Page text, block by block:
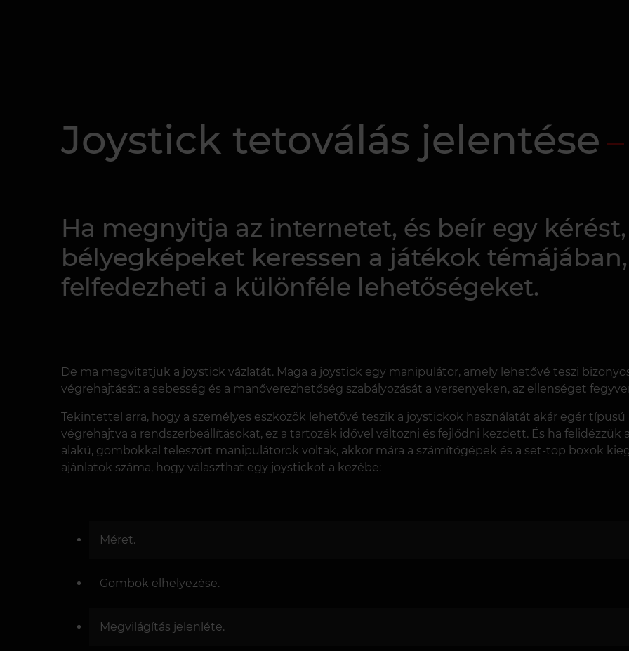
Joystick tetoválás jelentése
Ha megnyitja az internetet, és beír egy
bélyegképeket keressen a játékok
felfedezheti a különféle lehetőségeket.
De ma megvitatjuk a joystick vázlatát. Maga a joystick egy manipulátor, amely lehetővé teszi
végrehajtását: a sebesség és a manőverezhetőség szabályozását a versenyeken, az ellenséget
Tekintettel arra, hogy a személyes eszközök lehetővé teszik a joystickok használatát akár egér
végrehajtva a rendszerbeállításokat, ez a tartozék idővel változni és fejlődni kezdett. És ha felidézzük
alakú, gombokkal teleszórt manipulátorok voltak, akkor mára a számítógépek és a set-top boxok
ajánlatok száma, hogy választhat egy joystickot a kezébe:
Méret.
Gombok elhelyezése.
Megvilágítás jelenléte.